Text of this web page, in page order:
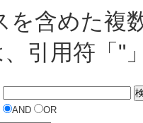
含めた複
引用符「"
AND
OR